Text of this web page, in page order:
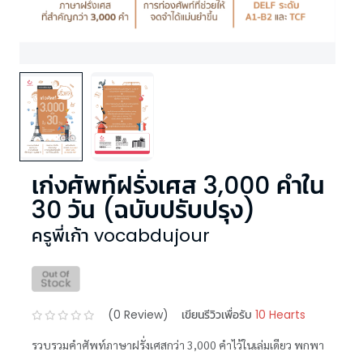
เก่งศัพท์ฝรั่งเศส 3,000 คำใน
30 วัน (ฉบับปรับปรุง)
ครูพี่เก้า vocabdujour
(0 Review) เขียนรีวิวเพื่อรับ 10 Hearts
รวบรวมคำศัพท์ภาษาฝรั่งเศสกว่า 3,000 คำไว้ในเล่มเดียว พกพา